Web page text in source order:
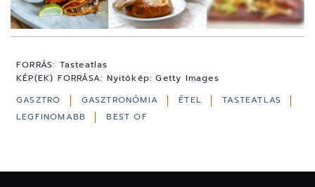
FORRÁS: Tasteatlas
KÉP(EK) FORRÁSA: Nyitókép: Getty Images
GASZTRO
GASZTRONÓMIA ÉTEL
TASTEATLAS
LEGFINOMABB
BEST OF